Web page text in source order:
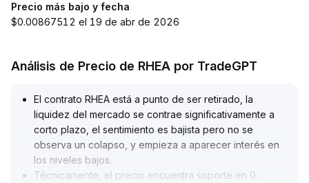
Precio más bajo y fecha
$0.00867512 el 19 de abr de 2026
Análisis de Precio de RHEA por TradeGPT
El contrato RHEA está a punto de ser retirado, la
liquidez del mercado se contrae significativamente a
corto plazo, el sentimiento es bajista pero no se
observa un colapso, y empieza a aparecer interés en
los niveles bajos.
Técnicamente, el precio encuentra soporte en 0